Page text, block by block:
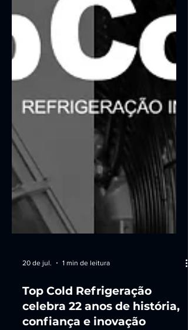
Top Cold Refrigeração
celebra 22 anos de história,